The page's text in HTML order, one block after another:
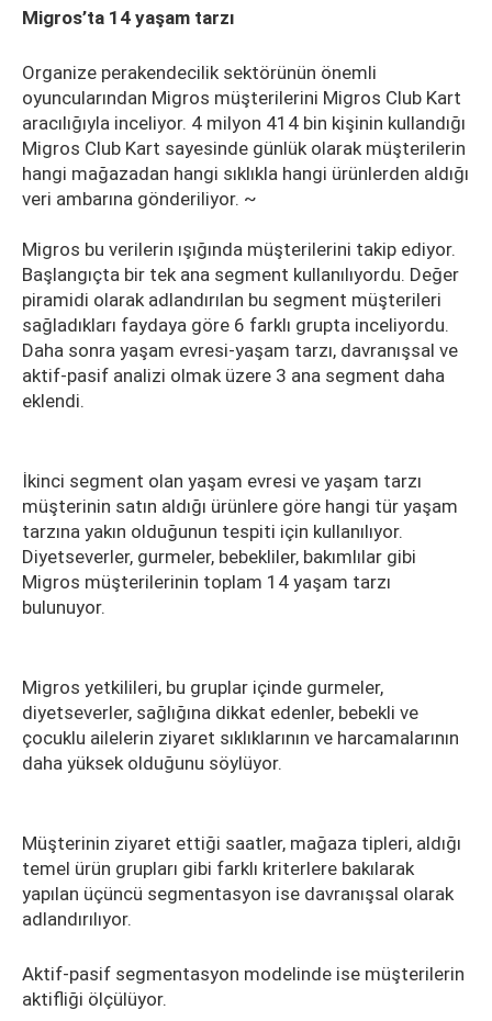
Migros’ta 14 yaşam tarzı
Organize perakendecilik sektörünün önemli
oyuncularından Migros müşterilerini Migros Club Kart
aracılığıyla inceliyor. 4 milyon 414 bin kişinin kullandığı
Migros Club Kart sayesinde günlük olarak müşterilerin
hangi mağazadan hangi sıklıkla hangi ürünlerden aldığı
veri ambarına gönderiliyor. ~
Migros bu verilerin ışığında müşterilerini takip ediyor.
Başlangıçta bir tek ana segment kullanılıyordu. Değer
piramidi olarak adlandırılan bu segment müşterileri
sağladıkları faydaya göre 6 farklı grupta inceliyordu.
Daha sonra yaşam evresi-yaşam tarzı, davranışsal ve
aktif-pasif analizi olmak üzere 3 ana segment daha
eklendi.
İkinci segment olan yaşam evresi ve yaşam tarzı
müşterinin satın aldığı ürünlere göre hangi tür yaşam
tarzına yakın olduğunun tespiti için kullanılıyor.
Diyetseverler, gurmeler, bebekliler, bakımlılar gibi
Migros müşterilerinin toplam 14 yaşam tarzı
bulunuyor.
Migros yetkilileri, bu gruplar içinde gurmeler,
diyetseverler, sağlığına dikkat edenler, bebekli ve
çocuklu ailelerin ziyaret sıklıklarının ve harcamalarının
daha yüksek olduğunu söylüyor.
Müşterinin ziyaret ettiği saatler, mağaza tipleri, aldığı
temel ürün grupları gibi farklı kriterlere bakılarak
yapılan üçüncü segmentasyon ise davranışsal olarak
adlandırılıyor.
Aktif-pasif segmentasyon modelinde ise müşterilerin
aktifliği ölçülüyor.